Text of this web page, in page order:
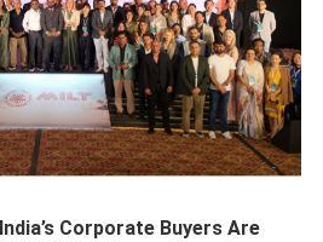
Corporate Buyers Are